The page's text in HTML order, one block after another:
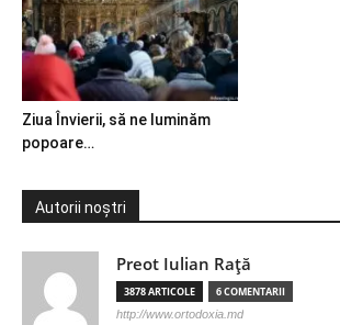
Ziua Învierii, să ne luminăm
popoare…
Autorii noștri
Preot Iulian Raţă
3878 ARTICOLE 6 COMENTARII
http://www.ortodoxia.md